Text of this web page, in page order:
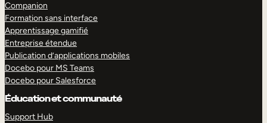
Companion
Formation sans interface
Apprentissage gamifié
Entreprise étendue
Publication d’applications mobiles
Docebo pour MS Teams
Docebo pour Salesforce
Éducation et communauté
Support Hub